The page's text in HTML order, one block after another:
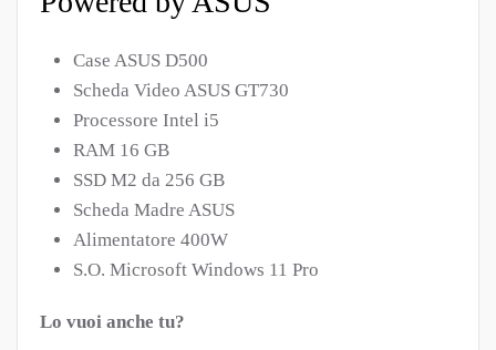
Case ASUS D500
Scheda Video ASUS GT730
Processore Intel i5
RAM 16 GB
SSD M2 da 256 GB
Scheda Madre ASUS
Alimentatore 400W
S.O. Microsoft Windows 11 Pro
Lo vuoi anche tu?